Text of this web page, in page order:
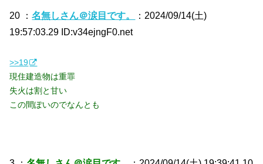
20 ：名無しさん＠涙目です。
：2024/09/14(土)
19:57:03.29 ID:v34ejngF0.net
>>19
現住建造物は重罪
失火は割と甘い
この間ぽいのでなんとも